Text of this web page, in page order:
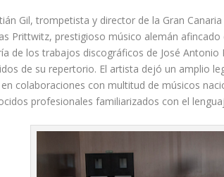
Gil, trompetista y director de la Gran
Prittwitz, prestigioso músico alemán
de los trabajos discográficos de José
de su repertorio. El artista dejó un amplio
colaboraciones con multitud de músicos
profesionales familiarizados con el